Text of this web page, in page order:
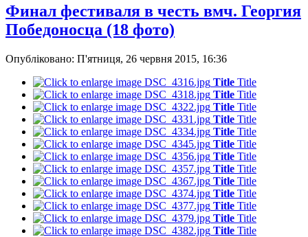
Финал фестиваля в честь вмч. Георгия
Победоносца (18 фото)
Опубліковано: П'ятниця, 26 червня 2015, 16:36
Title Title
Title Title
Title Title
Title Title
Title Title
Title Title
Title Title
Title Title
Title Title
Title Title
Title Title
Title Title
Title Title